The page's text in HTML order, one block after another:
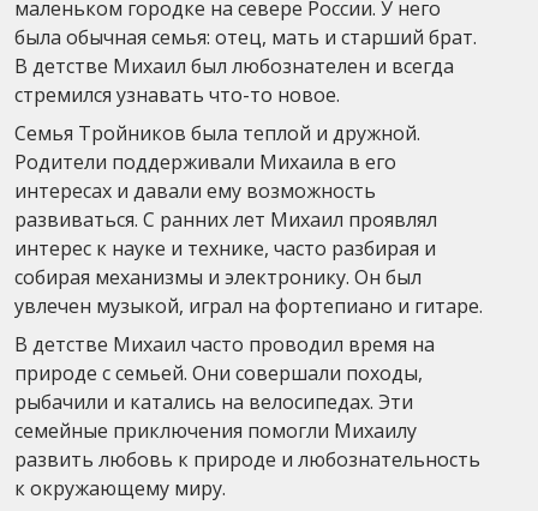
маленьком городке на севере России. У него
была обычная семья: отец, мать и старший брат.
В детстве Михаил был любознателен и всегда
стремился узнавать что-то новое.
Семья Тройников была теплой и дружной.
Родители поддерживали Михаила в его
интересах и давали ему возможность
развиваться. С ранних лет Михаил проявлял
интерес к науке и технике, часто разбирая и
собирая механизмы и электронику. Он был
увлечен музыкой, играл на фортепиано и гитаре.
В детстве Михаил часто проводил время на
природе с семьей. Они совершали походы,
рыбачили и катались на велосипедах. Эти
семейные приключения помогли Михаилу
развить любовь к природе и любознательность
к окружающему миру.